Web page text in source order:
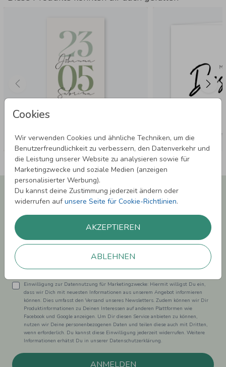
Cookies
Wir verwenden Cookies und ähnliche Techniken, um die
Benutzerfreundlichkeit zu verbessern, den Datenverkehr und
die Leistung unserer Website zu analysieren sowie für
Marketingzwecke und soziale Medien (anzeigen
personalisierter Werbung).
Du kannst deine Zustimmung jederzeit ändern oder
widerrufen aufunsere Seite für Cookie-Richtlinien.
AKZEPTIEREN
ABLEHNEN
Newsletter abonnieren und 5,00 € Rabatt**
sichern!
Melde Dich zu unserem Newsletter an und bleibe auf dem
Laufenden.
Einwilligung zur Datennutzung für Marketingzwecke: Hiermit willigst Du ein,
dass wir Dich mit neuesten Informationen aus unserem Angebot informieren
können. Dies umfasst den Versand unseres Newsletters. Zudem können wir Dir
Produktinformationen zu Deinen Interessen auf anderen Plattformen wie
Facebook und Google anzeigen. Um Dir diesen Service anbieten zu können,
nutzen wir Deine personenbezogenen Daten und teilen diese auch mit Dritten,
wenn erforderlich. Du kannst diese Einwilligung jederzeit widerrufen. Weitere
Informationen erhätst Du in unserer Datenschutzerklärung.
ANMELDEN